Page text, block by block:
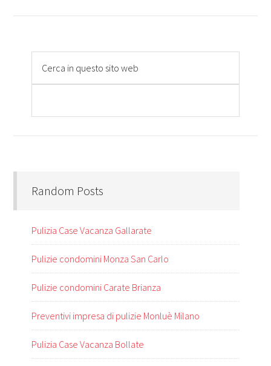
Random Posts
Pulizia Case Vacanza Gallarate
Pulizie condomini Monza San Carlo
Pulizie condomini Carate Brianza
Preventivi impresa di pulizie Monluè Milano
Pulizia Case Vacanza Bollate